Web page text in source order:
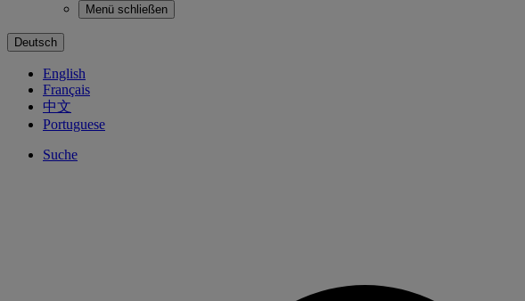
Menü schließen
Deutsch
English
Français
中文
Portuguese
Suche